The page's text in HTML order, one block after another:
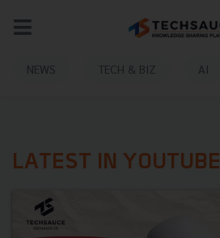
NEWS TECH & BIZ AI
LATEST IN YOUTUBE